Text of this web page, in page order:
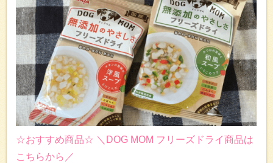
☆おすすめ商品☆ ＼DOG MOM フリーズドライ商品は
こちらから／